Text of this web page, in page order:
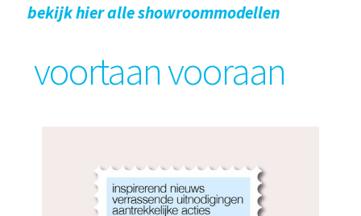
bekijk hier alle showroommodellen
voortaan vooraan